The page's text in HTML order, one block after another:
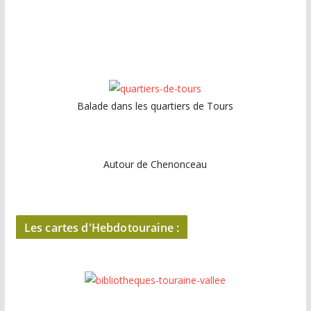
Balade dans les quartiers de Tours
Autour de Chenonceau
Les cartes d'Hebdotouraine :